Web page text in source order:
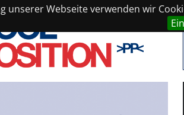
unserer Webseite verwenden wir